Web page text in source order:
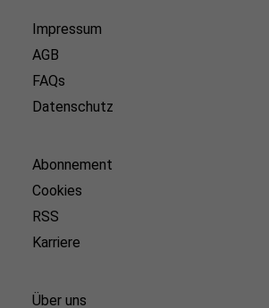
Impressum
AGB
FAQs
Datenschutz
Abonnement
Cookies
RSS
Karriere
Über uns